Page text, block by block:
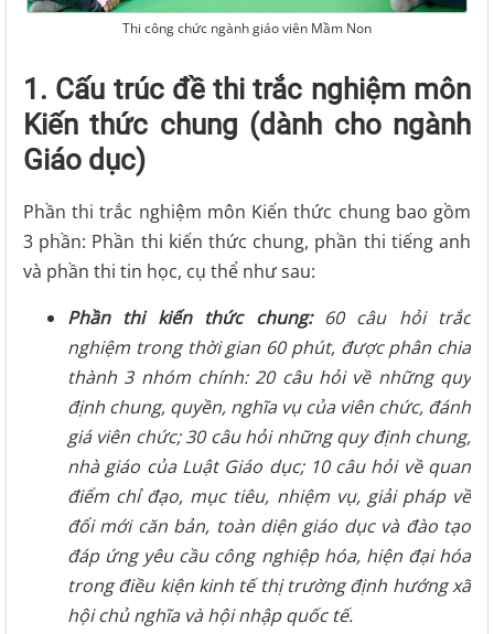
Thi công chức ngành giáo viên Mầm Non
1. Cấu trúc đề thi trắc nghiệm môn
Kiến thức chung (dành cho ngành
Giáo dục)
Phần thi trắc nghiệm môn Kiến thức chung bao gồm
3 phần: Phần thi kiến thức chung, phần thi tiếng anh
và phần thi tin học, cụ thể như sau:
Phần thi kiến thức chung:60 câu hỏi trắc
nghiệm trong thời gian 60 phút, được phân chia
thành 3 nhóm chính: 20 câu hỏi về những quy
định chung, quyền, nghĩa vụ của viên chức, đánh
giá viên chức; 30 câu hỏi những quy định chung,
nhà giáo của Luật Giáo dục; 10 câu hỏi về quan
điểm chỉ đạo, mục tiêu, nhiệm vụ, giải pháp về
đổi mới căn bản, toàn diện giáo dục và đào tạo
đáp ứng yêu cầu công nghiệp hóa, hiện đại hóa
trong điều kiện kinh tế thị trường định hướng xã
hội chủ nghĩa và hội nhập quốc tế.